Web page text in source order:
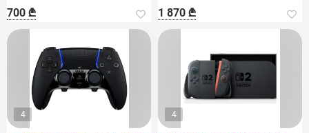
700 ₾ 1 870 ₾
4 4